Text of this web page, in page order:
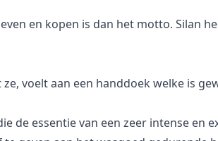
en kopen is dan het motto. Silan
voelt aan een handdoek welke is
de essentie van een zeer intense en